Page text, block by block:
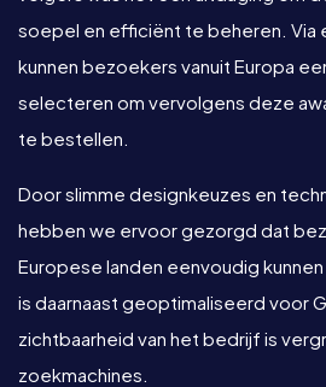
soepel en efficiënt te beheren. Via
kunnen bezoekers vanuit Europa
selecteren om vervolgens deze
te bestellen.
Door slimme designkeuzes en
hebben we ervoor gezorgd dat
Europese landen eenvoudig
is daarnaast geoptimaliseerd voor
zichtbaarheid van het bedrijf is
zoekmachines.